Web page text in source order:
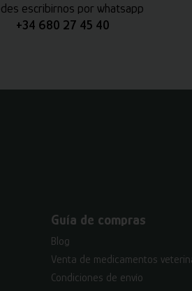
escribirnos por whatsapp
+34 680 27 45 40
Guía de compras
Blog
Venta de medicamentos
Condiciones de envío